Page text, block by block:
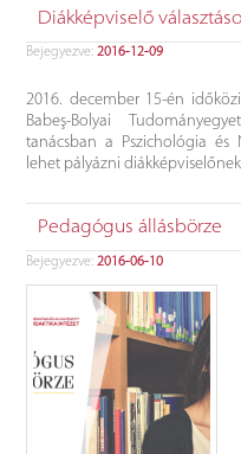
Diákképviselő
Bejegyezve:2016-12-09
2016. december 15-én
Babeş-Bolyai
tanácsban a Pszichológia és
lehet pályázni
Pedagógus állásbörze
Bejegyezve:2016-06-10